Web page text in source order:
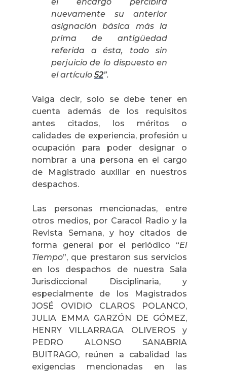
nuevamente su anterior
asignación básica más la
prima de antigüedad
referida a ésta, todo sin
perjuicio de lo dispuesto en
el artículo 52”.
Valga decir, solo se debe tener en
cuenta además de los requisitos
antes citados, los méritos o
calidades de experiencia, profesión u
ocupación para poder designar o
nombrar a una persona en el cargo
de Magistrado auxiliar en nuestros
despachos.
Las personas mencionadas, entre
otros medios, por Caracol Radio y la
Revista Semana, y hoy citados de
forma general por el periódico “El
Tiempo”, que prestaron sus servicios
en los despachos de nuestra Sala
Jurisdiccional Disciplinaria, y
especialmente de los Magistrados
JOSÉ OVIDIO CLAROS POLANCO,
JULIA EMMA GARZÓN DE GÓMEZ,
HENRY VILLARRAGA OLIVEROS y
PEDRO ALONSO SANABRIA
BUITRAGO, reúnen a cabalidad las
exigencias mencionadas en las